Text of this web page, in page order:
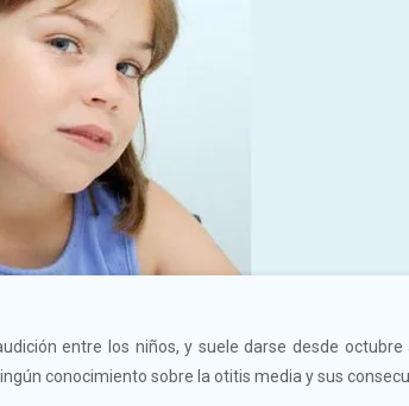
entre los niños, y suele darse desde octubre
conocimiento sobre la otitis media y sus